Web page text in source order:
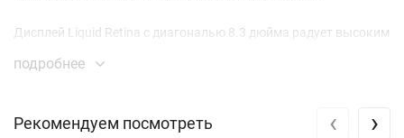
Дисплей Liquid Retina с диагональю 8.3 дюйма радует высоким
разрешением 2266x1488 пикселей и поддержкой технологии
работу с графикой комфортным и приятным. Ламинированное
подробнее
Рекомендуем посмотреть ‹ ›